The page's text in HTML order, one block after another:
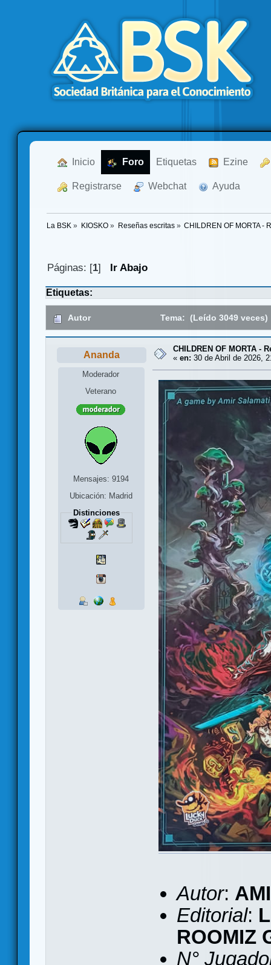
Inicio Foro Etiquetas Ezine
Registrarse Webchat Ayuda
La BSK » KIOSKO» Reseñas escritas» CHILDREN OF MORTA -
Páginas: [1] Ir Abajo
Etiquetas:
Autor Tema: (Leído 3049 veces)
Ananda
Moderador
Veterano
Mensajes: 9194
Ubicación: Madrid
Distinciones
CHILDREN OF MORTA -
« en: 30 de Abril de 2026,
Autor:
Editorial:
ROOMIZ
N°